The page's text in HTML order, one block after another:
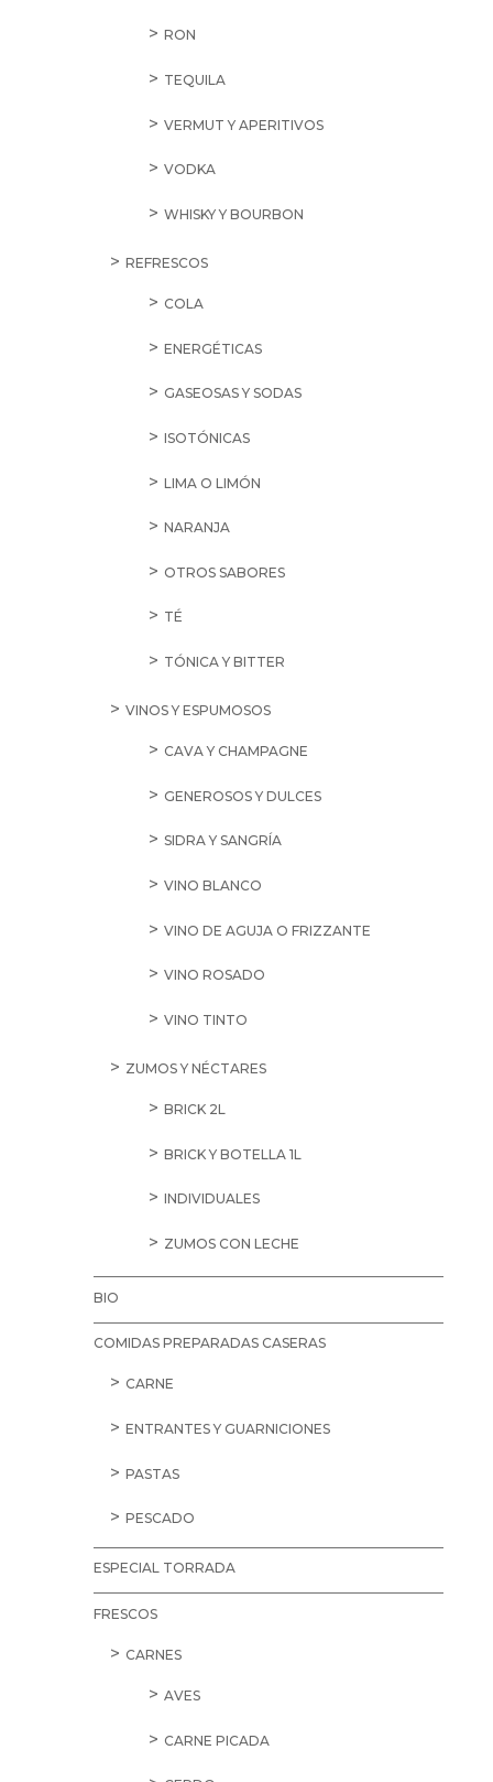
RON
TEQUILA
VERMUT Y APERITIVOS
VODKA
WHISKY Y BOURBON
REFRESCOS
COLA
ENERGÉTICAS
GASEOSAS Y SODAS
ISOTÓNICAS
LIMA O LIMÓN
NARANJA
OTROS SABORES
TÉ
TÓNICA Y BITTER
VINOS Y ESPUMOSOS
CAVA Y CHAMPAGNE
GENEROSOS Y DULCES
SIDRA Y SANGRÍA
VINO BLANCO
VINO DE AGUJA O FRIZZANTE
VINO ROSADO
VINO TINTO
ZUMOS Y NÉCTARES
BRICK 2L
BRICK Y BOTELLA 1L
INDIVIDUALES
ZUMOS CON LECHE
BIO
COMIDAS PREPARADAS CASERAS
CARNE
ENTRANTES Y GUARNICIONES
PASTAS
PESCADO
ESPECIAL TORRADA
FRESCOS
CARNES
AVES
CARNE PICADA